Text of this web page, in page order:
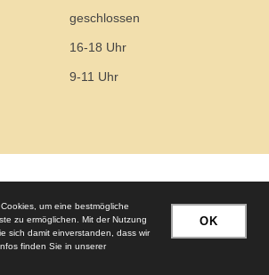
geschlossen
16-18 Uhr
9-11 Uhr
Christophorusgemeinde Wiesbaden-Schierstein
| Datenschutzerklärung
OK
um eine bestmögliche
zu ermöglichen. Mit der Nutzung
sich damit einverstanden, dass wir
finden Sie in unserer